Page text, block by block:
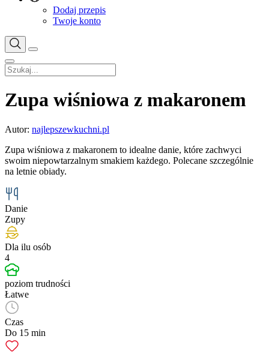
Dodaj przepis
Twoje konto
Zupa wiśniowa z makaronem
Autor: najlepszewkuchni.pl
Zupa wiśniowa z makaronem to idealne danie, które zachwyci
swoim niepowtarzalnym smakiem każdego. Polecane szczególnie
na letnie obiady.
Danie
Zupy
Dla ilu osób
4
poziom trudności
Łatwe
Czas
Do 15 min